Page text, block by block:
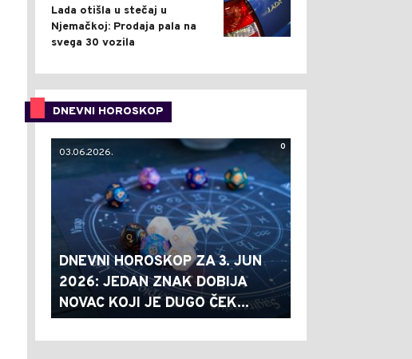
Lada otišla u stečaj u
Njemačkoj: Prodaja pala na
svega 30 vozila
DNEVNI HOROSKOP
0
03.06.2026.
DNEVNI HOROSKOP ZA 3. JUN
2026: JEDAN ZNAK DOBIJA
NOVAC KOJI JE DUGO ČEK...